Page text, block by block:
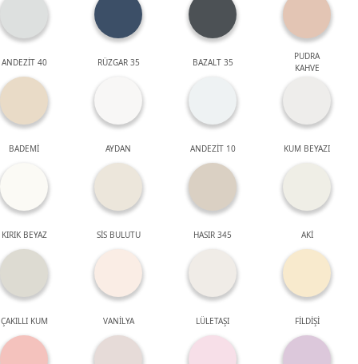
ANDEZİT 40 RÜZGAR 35 BAZALT 35
PUDRA
KAHVE
BADEMİ AYDAN ANDEZİT 10 KUM BEYAZI
KIRIK BEYAZ SİS BULUTU HASIR 345 AKİ
ÇAKILLI KUM VANİLYA LÜLETAŞI FİLDİŞİ